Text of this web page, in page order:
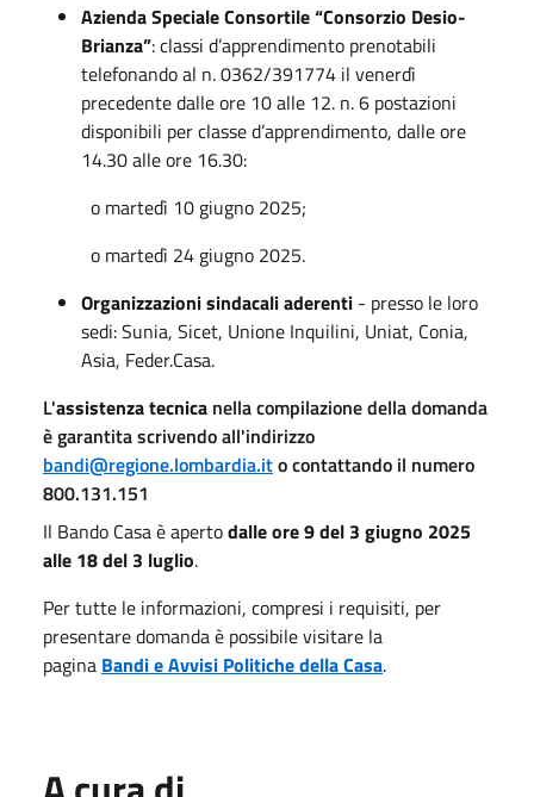
Azienda Speciale Consortile “Consorzio Desio-
Brianza”: classi d’apprendimento prenotabili
telefonando al n. 0362/391774 il venerdì
precedente dalle ore 10 alle 12. n. 6 postazioni
disponibili per classe d’apprendimento, dalle ore
14.30 alle ore 16.30:
o martedì 10 giugno 2025;
o martedì 24 giugno 2025.
Organizzazioni sindacali aderenti - presso le loro
sedi: Sunia, Sicet, Unione Inquilini, Uniat, Conia,
Asia, Feder.Casa.
L'assistenza tecnica nella compilazione della domanda
è garantita scrivendo all'indirizzo
bandi@regione.lombardia.ito contattando il numero
800.131.151
Il Bando Casa è apertodalle ore 9 del 3 giugno 2025
alle 18 del 3 luglio.
Per tutte le informazioni, compresi i requisiti, per
presentare domanda è possibile visitare la
pagina Bandi e Avvisi Politiche della Casa.